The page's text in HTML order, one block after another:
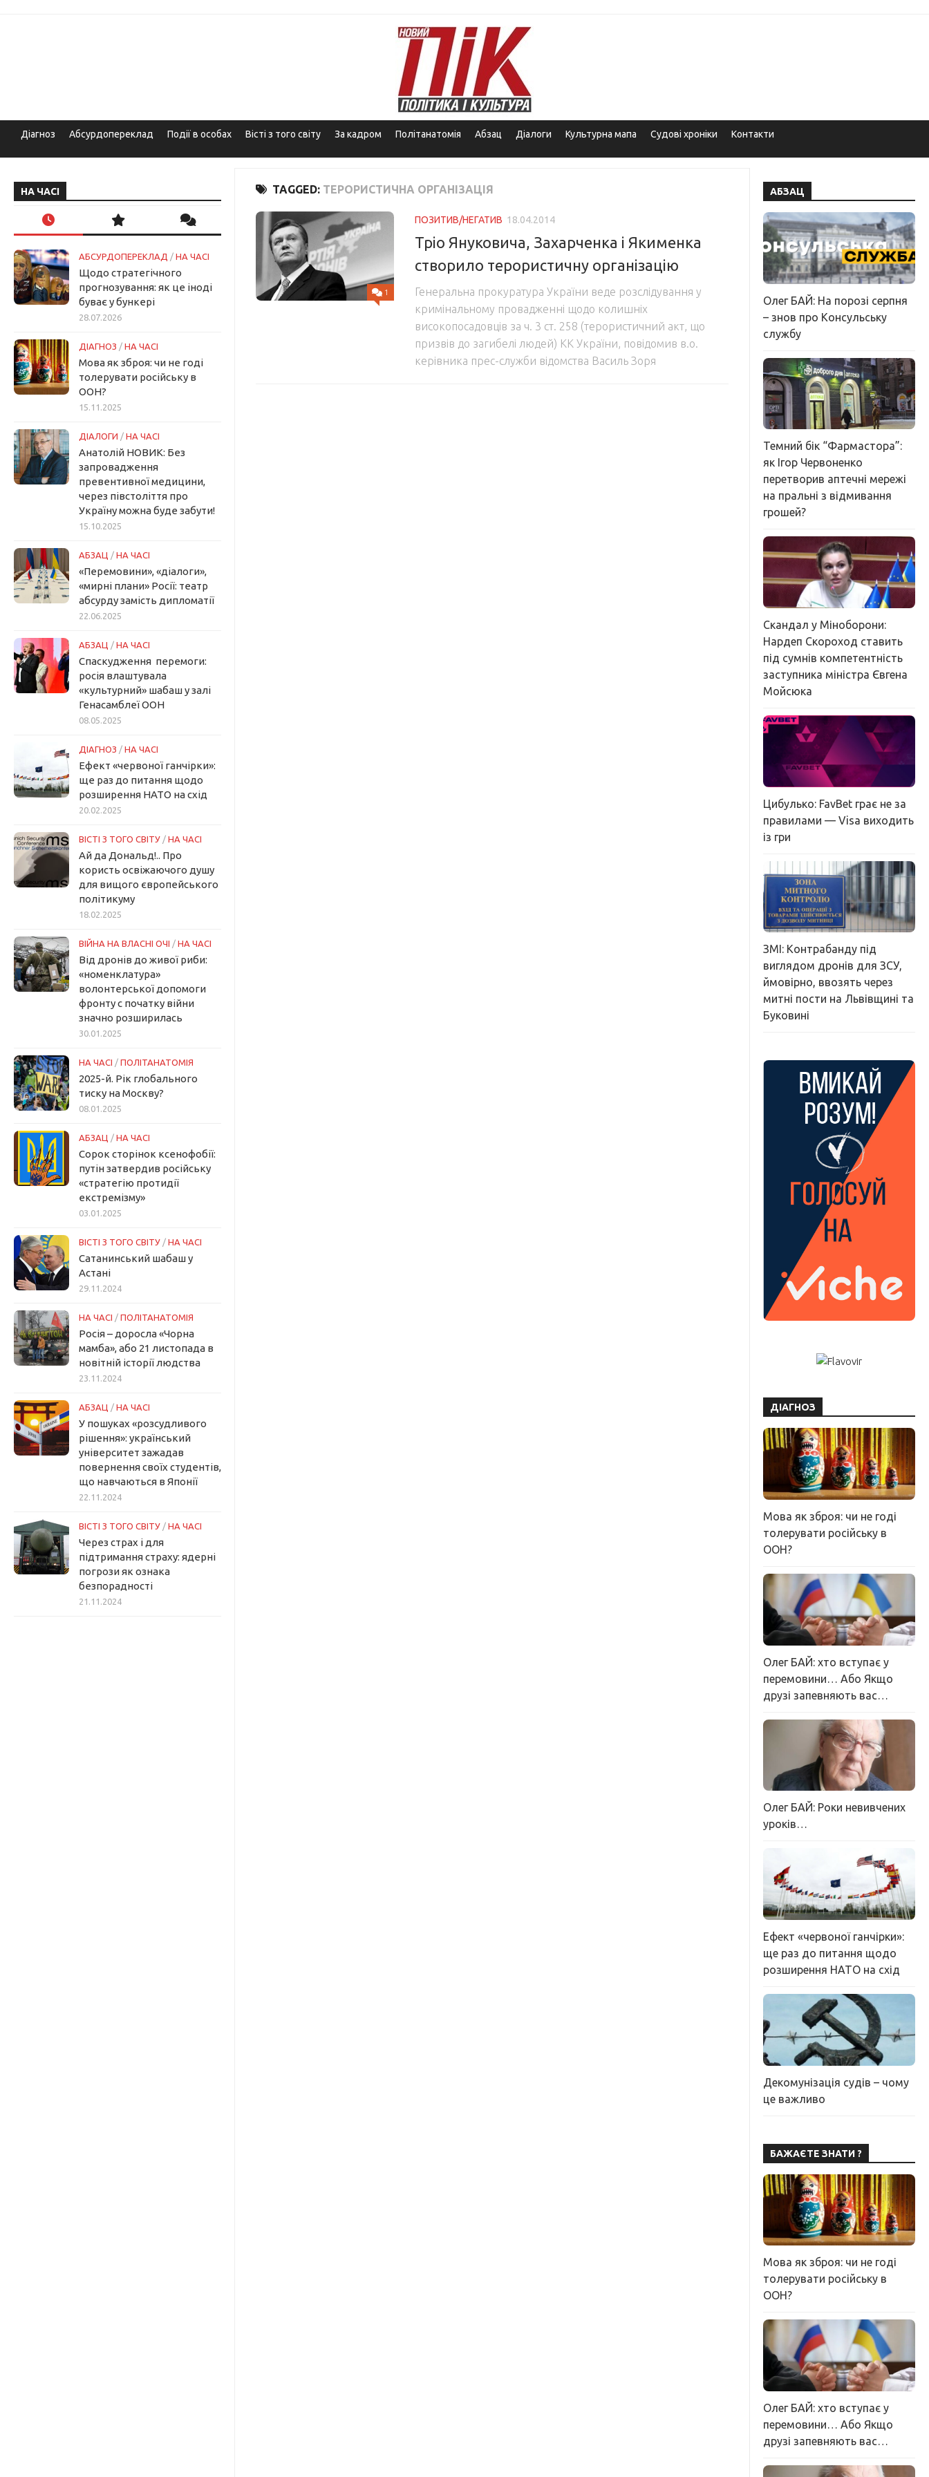
Діагноз Абсурдопереклад Події в особах Вісті з того світу За кадром Політанатомія Абзац Діалоги Культурна мапа Судові хроніки Контакти
TAGGED: ТЕРОРИСТИЧНА ОРГАНІЗАЦІЯ
1
ПОЗИТИВ/НЕГАТИВ 18.04.2014
Тріо Януковича, Захарченка і Якименка
створило терористичну організацію
Генеральна прокуратура України веде розслідування у
кримінальному провадженні щодо колишніх
високопосадовців за ч. 3 ст. 258 (терористичний акт, що
призвів до загибелі людей) КК України, повідомив в.о.
керівника прес-служби відомства Василь Зоря
НА ЧАСІ
АБСУРДОПЕРЕКЛАД / НА ЧАСІ
Щодо стратегічного
прогнозування: як це іноді
буває у бункері
28.07.2026
ДІАГНОЗ / НА ЧАСІ
Мова як зброя: чи не годі
толерувати російську в
ООН?
15.11.2025
ДІАЛОГИ / НА ЧАСІ
Анатолій НОВИК: Без
запровадження
превентивної медицини,
через півстоліття про
Україну можна буде забути!
15.10.2025
АБЗАЦ / НА ЧАСІ
«Перемовини», «діалоги»,
«мирні плани» Росії: театр
абсурду замість дипломатії
22.06.2025
АБЗАЦ / НА ЧАСІ
Спаскудження перемоги:
росія влаштувала
«культурний» шабаш у залі
Генасамблеї ООН
08.05.2025
ДІАГНОЗ / НА ЧАСІ
Ефект «червоної ганчірки»:
ще раз до питання щодо
розширення НАТО на схід
20.02.2025
ВІСТІ З ТОГО СВІТУ / НА ЧАСІ
Ай да Дональд!.. Про
користь освіжаючого душу
для вищого європейського
політикуму
18.02.2025
ВІЙНА НА ВЛАСНІ ОЧІ / НА ЧАСІ
Від дронів до живої риби:
«номенклатура»
волонтерської допомоги
фронту с початку війни
значно розширилась
30.01.2025
НА ЧАСІ / ПОЛІТАНАТОМІЯ
2025-й. Рік глобального
тиску на Москву?
08.01.2025
АБЗАЦ / НА ЧАСІ
Сорок сторінок ксенофобії:
путін затвердив російську
«стратегію протидії
екстремізму»
03.01.2025
ВІСТІ З ТОГО СВІТУ / НА ЧАСІ
Сатанинський шабаш у
Астані
29.11.2024
НА ЧАСІ / ПОЛІТАНАТОМІЯ
Росія – доросла «Чорна
мамба», або 21 листопада в
новітній історії людства
23.11.2024
АБЗАЦ / НА ЧАСІ
У пошуках «розсудливого
рішення»: український
університет зажадав
повернення своїх студентів,
що навчаються в Японії
22.11.2024
ВІСТІ З ТОГО СВІТУ / НА ЧАСІ
Через страх і для
підтримання страху: ядерні
погрози як ознака
безпорадності
21.11.2024
АБЗАЦ
Олег БАЙ: На порозі серпня
– знов про Консульську
службу
Темний бік “Фармастора”:
як Ігор Червоненко
перетворив аптечні мережі
на пральні з відмивання
грошей?
Скандал у Міноборони:
Нардеп Скороход ставить
під сумнів компетентність
заступника міністра Євгена
Мойсюка
Цибулько: FavBet грає не за
правилами — Visa виходить
із гри
ЗМІ: Контрабанду під
виглядом дронів для ЗСУ,
ймовірно, ввозять через
митні пости на Львівщині та
Буковині
ДІАГНОЗ
Мова як зброя: чи не годі
толерувати російську в
ООН?
Олег БАЙ: хто вступає у
перемовини… Або Якщо
друзі запевняють вас…
Олег БАЙ: Роки невивчених
уроків…
Ефект «червоної ганчірки»:
ще раз до питання щодо
розширення НАТО на схід
Декомунізація судів – чому
це важливо
БАЖАЄТЕ ЗНАТИ ?
Мова як зброя: чи не годі
толерувати російську в
ООН?
Олег БАЙ: хто вступає у
перемовини… Або Якщо
друзі запевняють вас…